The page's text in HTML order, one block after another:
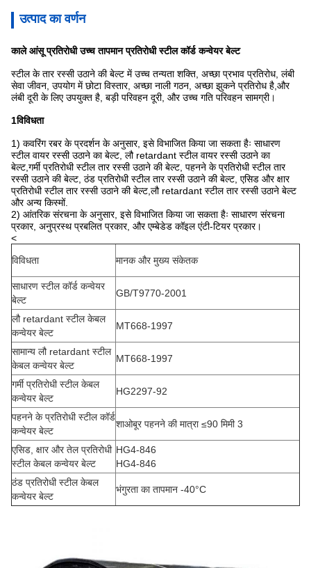
उत्पाद का वर्णन
काले आंसू प्रतिरोधी उच्च तापमान प्रतिरोधी स्टील कॉर्ड कन्वेयर बेल्ट
स्टील के तार रस्सी उठाने की बेल्ट में उच्च तन्यता शक्ति, अच्छा प्रभाव प्रतिरोध, लंबी
सेवा जीवन, उपयोग में छोटा विस्तार, अच्छा नाली गठन, अच्छा झुकने प्रतिरोध है,और
लंबी दूरी के लिए उपयुक्त है, बड़ी परिवहन दूरी, और उच्च गति परिवहन सामग्री।
1विविधता
1) कवरिंग रबर के प्रदर्शन के अनुसार, इसे विभाजित किया जा सकता हैः साधारण
स्टील वायर रस्सी उठाने का बेल्ट, लौ retardant स्टील वायर रस्सी उठाने का
बेल्ट,गर्मी प्रतिरोधी स्टील तार रस्सी उठाने की बेल्ट, पहनने के प्रतिरोधी स्टील तार
रस्सी उठाने की बेल्ट, ठंड प्रतिरोधी स्टील तार रस्सी उठाने की बेल्ट, एसिड और क्षार
प्रतिरोधी स्टील तार रस्सी उठाने की बेल्ट,लौ retardant स्टील तार रस्सी उठाने बेल्ट
और अन्य किस्मों.
2) आंतरिक संरचना के अनुसार, इसे विभाजित किया जा सकता हैः साधारण संरचना
प्रकार, अनुप्रस्थ प्रबलित प्रकार, और एम्बेडेड कॉइल एंटी-टियर प्रकार।
<
विविधता
मानक और मुख्य संकेतक
साधारण स्टील कॉर्ड कन्वेयर
बेल्ट
GB/T9770-2001
लौ retardant स्टील केबल
कन्वेयर बेल्ट
MT668-1997
सामान्य लौ retardant स्टील
केबल कन्वेयर बेल्ट
MT668-1997
गर्मी प्रतिरोधी स्टील केबल
कन्वेयर बेल्ट
HG2297-92
पहनने के प्रतिरोधी स्टील कॉर्ड
कन्वेयर बेल्ट
शाओबूर पहनने की मात्रा ≤90 मिमी 3
एसिड, क्षार और तेल प्रतिरोधी
स्टील केबल कन्वेयर बेल्ट
HG4-846
HG4-846
ठंड प्रतिरोधी स्टील केबल
कन्वेयर बेल्ट
भंगुरता का तापमान -40°C